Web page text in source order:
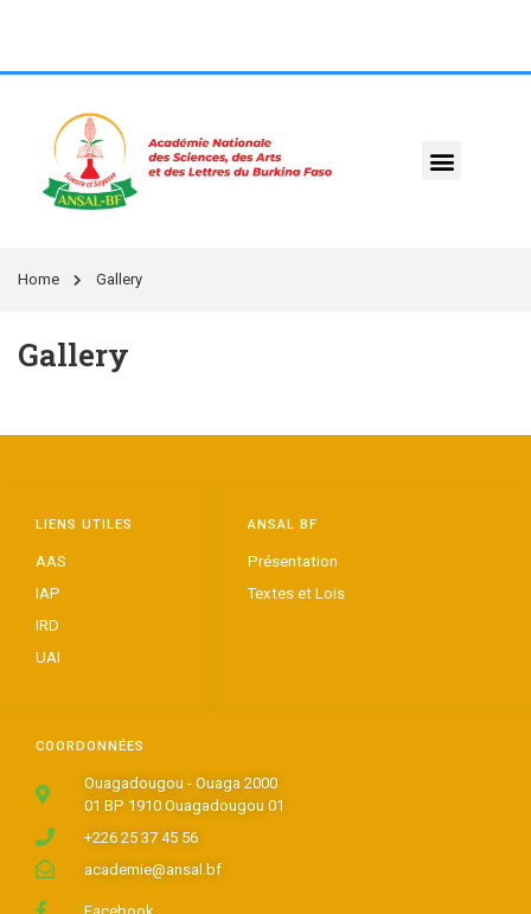
Home Gallery
Gallery
COORDONNÉES
Ouagadougou - Ouaga 2000
01 BP 1910 Ouagadougou 01
+226 25 37 45 56
academie@ansal.bf
ANSAL BF
Présentation
Textes et Lois
LIENS UTILES
AAS
IAP
IRD
UAI